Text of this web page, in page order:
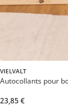
VIELVALT
Autocollants pour
23,85 €